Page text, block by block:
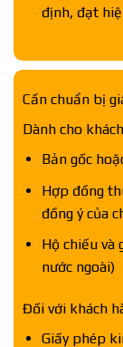
định, đạt
Cần chuẩn bị
Dành cho
Bản gốc
Hợp đồng
đồng ý của
Hộ chiếu
nước ngoài)
Đối với khách
Giấy phép